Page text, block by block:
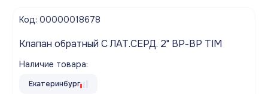
Код: 00000018678
Клапан обратный С ЛАТ.СЕРД. 2" ВР-ВР TIM
Наличие товара:
Екатеринбург